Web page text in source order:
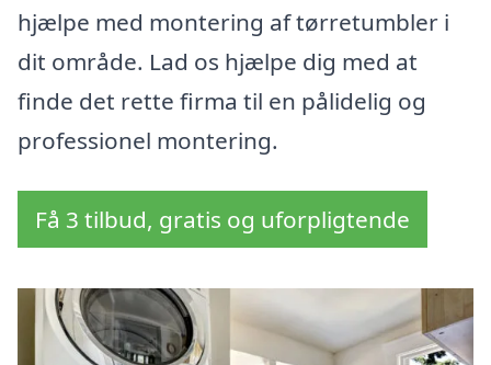
hjælpe med montering af tørretumbler i
dit område. Lad os hjælpe dig med at
finde det rette firma til en pålidelig og
professionel montering.
Få 3 tilbud, gratis og uforpligtende